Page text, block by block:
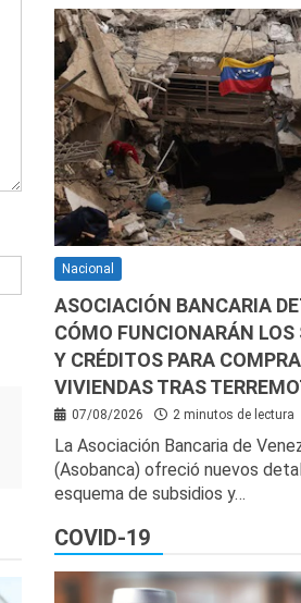
Nacional
ASOCIACIÓN BANCARIA
CÓMO FUNCIONARÁN LOS
Y CRÉDITOS PARA
VIVIENDAS TRAS
07/08/2026 2 minutos de lectura
La Asociación Bancaria de
(Asobanca) ofreció nuevos
esquema de subsidios y…
COVID-19